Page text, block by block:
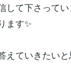
て下さってい
ます✨
えていきたいと